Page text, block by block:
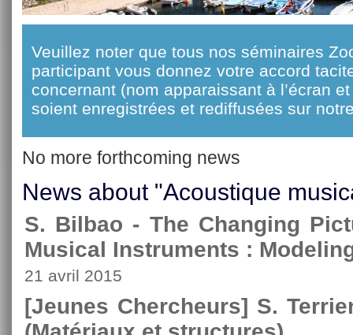
Veuillez noter que tous nos séminaires
participant vous donnez votre accord
concernant (nom apparaissant à l’écran
soient enregistrées et rediffusées sur
No more forthcoming news
News about "Acoustique
S. Bilbao - The Changing
Musical Instruments :
21 avril 2015
[Jeunes Chercheurs] S.